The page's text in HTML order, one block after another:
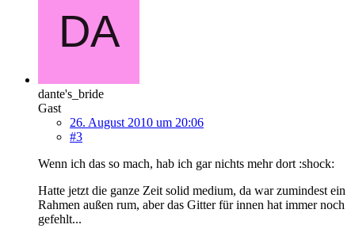
dante's_bride
Gast
26. August 2010 um 20:06
#3
Wenn ich das so mach, hab ich gar nichts mehr dort :shock:
Hatte jetzt die ganze Zeit solid medium, da war zumindest ein
Rahmen außen rum, aber das Gitter für innen hat immer noch
gefehlt...